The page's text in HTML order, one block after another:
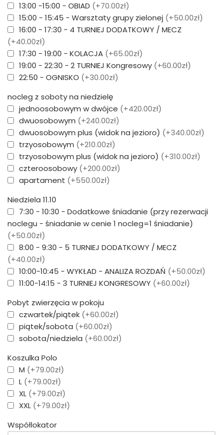
13:00 -15:00 - OBIAD (+70.00zł)
15:00 - 15:45 - Warsztaty grupy zielonej (+50.00zł)
16:00 - 17:30 - 4 TURNIEJ DODATKOWY / MECZ
(+40.00zł)
17:30 - 19:00 - KOLACJA (+65.00zł)
19:00 - 22:30 - 2 TURNIEJ Kongresowy (+60.00zł)
22:50 - OGNISKO (+30.00zł)
nocleg z soboty na niedzielę
jednoosobowym w dwójce (+420.00zł)
dwuosobowym (+240.00zł)
dwuosobowym plus (widok na jezioro) (+340.00zł)
trzyosobowym (+210.00zł)
trzyosobowym plus (widok na jezioro) (+310.00zł)
czteroosobowy (+200.00zł)
apartament (+550.00zł)
Niedziela 11.10
7:30 - 10:30 - Dodatkowe śniadanie (przy rezerwacji
noclegu - śniadanie w cenie 1 nocleg=1 śniadanie)
(+50.00zł)
8:00 - 9:30 - 5 TURNIEJ DODATKOWY / MECZ
(+40.00zł)
10:00-10:45 - WYKŁAD - ANALIZA ROZDAŃ (+50.00zł)
11:00-14:15 - 3 TURNIEJ KONGRESOWY (+60.00zł)
Pobyt zwierzęcia w pokoju
czwartek/piątek (+60.00zł)
piątek/sobota (+60.00zł)
sobota/niedziela (+60.00zł)
Koszulka Polo
M (+79.00zł)
L (+79.00zł)
XL (+79.00zł)
XXL (+79.00zł)
Współlokator